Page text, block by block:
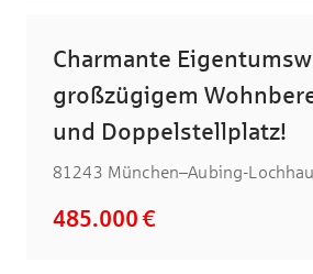
Charmante
großzügigem
und Doppelstellplatz!
81243 München–Aubing-
485.000 €